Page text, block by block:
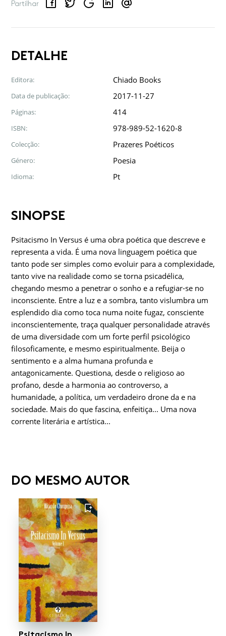
Partilhar
DETALHE
Editora: Chiado Books
Data de publicação: 2017-11-27
Páginas: 414
ISBN: 978-989-52-1620-8
Colecção: Prazeres Poéticos
Género: Poesia
Idioma: Pt
SINOPSE
Psitacismo In Versus é uma obra poética que descreve e
representa a vida. É uma nova linguagem poética que
tanto pode ser simples como evoluir para a complexidade,
tanto vive na realidade como se torna psicadélica,
chegando mesmo a penetrar o sonho e a refugiar-se no
inconsciente. Entre a luz e a sombra, tanto vislumbra um
esplendido dia como toca numa noite fugaz, consciente
inconscientemente, traça qualquer personalidade através
de uma diversidade com um forte perfil psicológico
filosoficamente, e mesmo espiritualmente. Beija o
sentimento e a alma humana profunda e
antagonicamente. Questiona, desde o religioso ao
profano, desde a harmonia ao controverso, a
humanidade, a política, um verdadeiro drone da e na
sociedade. Mais do que fascina, enfeitiça... Uma nova
corrente literária e artística...
DO MESMO AUTOR
FAVORITO